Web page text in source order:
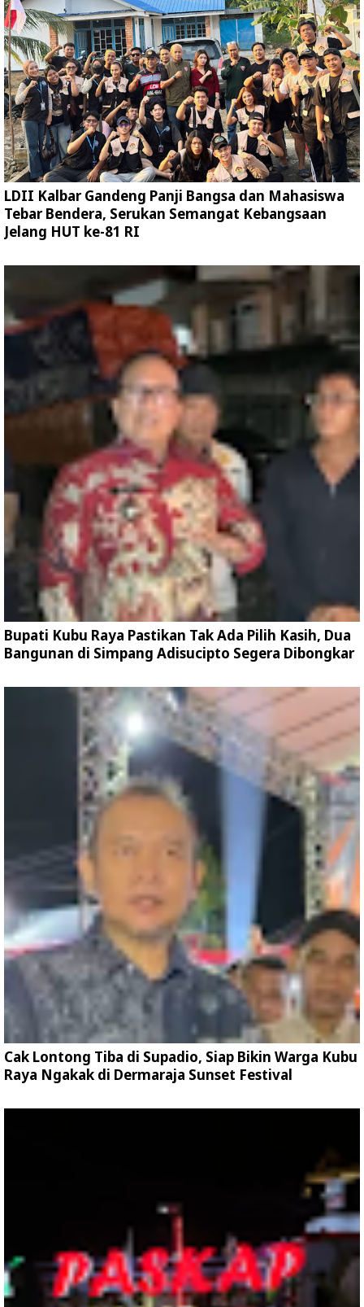
LDII Kalbar Gandeng Panji Bangsa dan Mahasiswa
Tebar Bendera, Serukan Semangat Kebangsaan
Jelang HUT ke-81 RI
Bupati Kubu Raya Pastikan Tak Ada Pilih Kasih, Dua
Bangunan di Simpang Adisucipto Segera Dibongkar
Cak Lontong Tiba di Supadio, Siap Bikin Warga Kubu
Raya Ngakak di Dermaraja Sunset Festival